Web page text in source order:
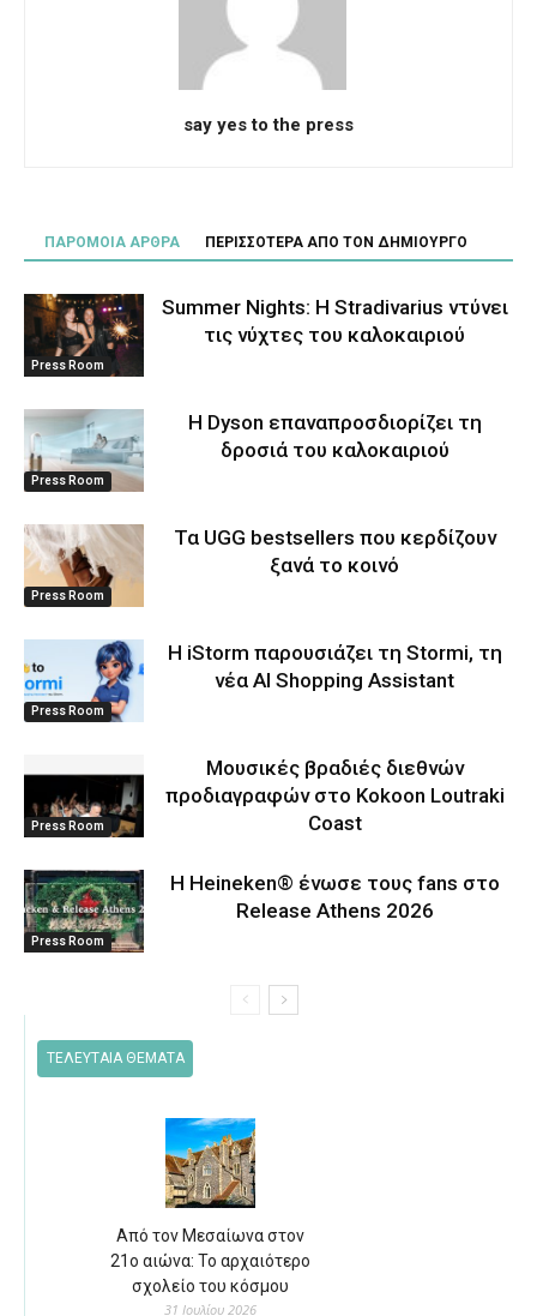
say yes to the press
ΠΑΡΟΜΟΙΑ ΑΡΘΡΑ ΠΕΡΙΣΣΟΤΕΡΑ ΑΠΟ ΤΟΝ ΔΗΜΙΟΥΡΓΟ
Press Room
Summer Nights: Η Stradivarius ντύνει
τις νύχτες του καλοκαιριού
Press Room
Η Dyson επαναπροσδιορίζει τη
δροσιά του καλοκαιριού
Press Room
Τα UGG bestsellers που κερδίζουν
ξανά το κοινό
Press Room
Η iStorm παρουσιάζει τη Stormi, τη
νέα AI Shopping Assistant
Press Room
Μουσικές βραδιές διεθνών
προδιαγραφών στο Kokoon Loutraki
Coast
Press Room
Η Heineken® ένωσε τους fans στο
Release Athens 2026
ΤΕΛΕΥΤΑΙΑ ΘΕΜΑΤΑ
Από τον Μεσαίωνα στον
21ο αιώνα: Το αρχαιότερο
σχολείο του κόσμου
31 Ιουλίου 2026